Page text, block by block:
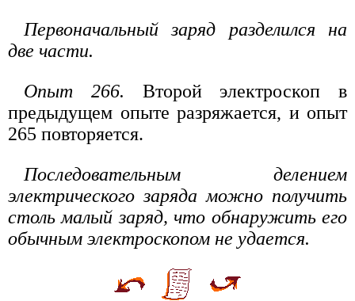
Первоначальный заряд разделился на
две части.
Опыт 266. Второй электроскоп в
предыдущем опыте разряжается, и опыт
265 повторяется.
Последовательным делением
электрического заряда можно получить
столь малый заряд, что обнаружить его
обычным электроскопом не удается.